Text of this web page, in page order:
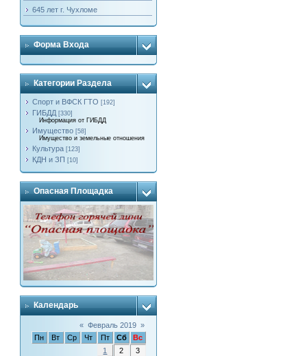
645 лет г. Чухломе
Форма Входа
Категории Раздела
Спорт и ВФСК ГТО [192]
ГИБДД [330]
Информация от ГИБДД
Имущество [58]
Имущество и земельные отношения
Культура [123]
КДН и ЗП [10]
Опасная Площадка
Календарь
« Февраль 2019 »
Пн
Вт Ср Чт Пт Сб
Вс
1
2
3